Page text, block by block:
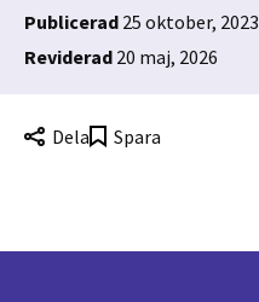
Publicerad 25 oktober, 2023
Reviderad 20 maj, 2026
Dela Spara